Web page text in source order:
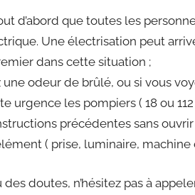
d’abord que toutes les
Une électrisation peut
dans cette situation ;
une odeur de brûlé, ou si vous
urgence les pompiers ( 18 ou 112
précédentes sans
( prise, luminaire, machine
doutes, n’hésitez pas à